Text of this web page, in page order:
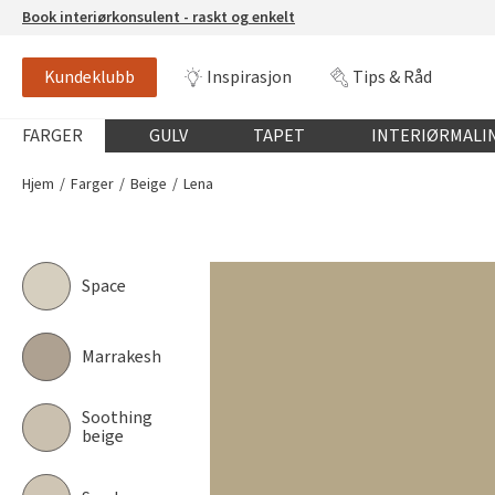
Book interiørkonsulent - raskt og enkelt
Kundeklubb Inspirasjon Tips & Råd
Globalnavigasjon mobil
FARGER GULV TAPET
LENA
Hjem Farger Beige Lena
Space
Marrakesh
Soothing
beige